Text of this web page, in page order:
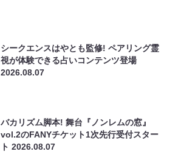
シークエンスはやとも監修! ペアリング霊
視が体験できる占いコンテンツ登場
2026.08.07
バカリズム脚本! 舞台『ノンレムの窓』
vol.2のFANYチケット1次先行受付スター
ト2026.08.07